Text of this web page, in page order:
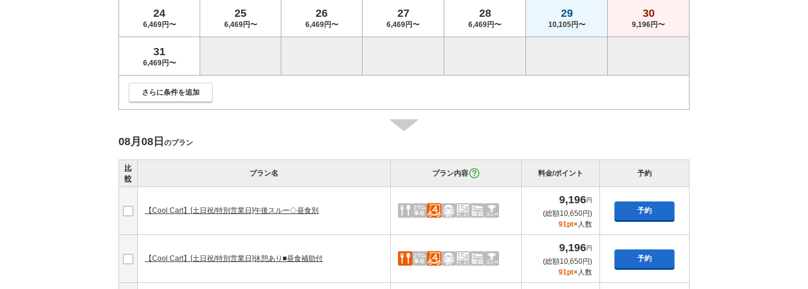
24
6,469円〜
25
6,469円〜
26
6,469円〜
27
6,469円〜
28
6,469円〜
29
10,105円〜
30
9,196円〜
31
6,469円〜
さらに条件を追加
08月08日 のプラン
比
較
プラン名 プラン内容 料金/ポイント 予約
【Cool Cart】[土日祝/特別営業日]午後スルー◇昼食別
9,196円
(総額10,650円)
91pt×人数
予約
【Cool Cart】[土日祝/特別営業日]休憩あり■昼食補助付
9,196円
(総額10,650円)
91pt×人数
予約